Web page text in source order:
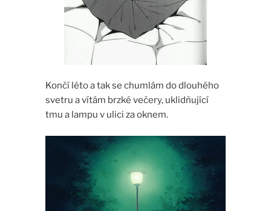
Končí léto a tak se chumlám do dlouhého
svetru a vítám brzké večery, uklidňující
tmu a lampu v ulici za oknem.